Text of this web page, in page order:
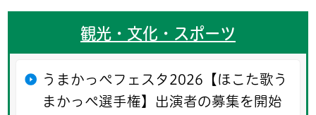
観光・文化・スポーツ
うまかっぺフェスタ2026【ほこた歌う
まかっぺ選手権】出演者の募集を開始